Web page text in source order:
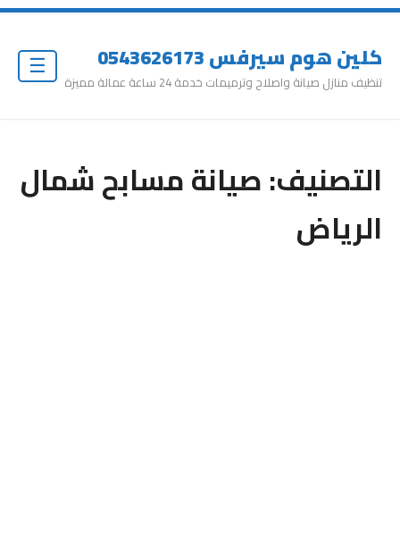
كلين هوم سيرفس 0543626173
تنظيف منازل صيانة واصلاح وترميمات خدمة 24 ساعة عمالة مميزة
التصنيف:صيانة مسابح شمال
الرياض